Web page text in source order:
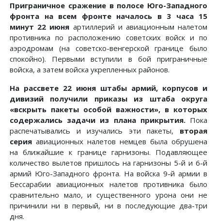
Приграничное сражение в полосе Юго-Западного
фронта на всем фронте началось в 3 часа 15
минут 22 июня артиллерий и авиационным налетом
противника по расположению советских войск и по
аэродро­мам (на советско-венгерской границе было
спокойно). Первыми вступили в бой приграничные
войска, а затем войска укрепленных районов.
На рассвете 22 июня штабы армий, корпусов и
дивизий получили приказы из штаба округа
«вскрыть пакеты особой важности», в которых
содержались задачи из плана прикрытия. Пока
распечатывались и изучались эти пакеты, вторая
серия авиационных налетов немцев была обрушена
на бли­жайшие к границе гарнизоны. Подавляющее
количество вы­летов пришлось на гарнизоны 5-й и 6-й
армий Юго-Западного фронта. На войска 9-й армии в
Бессарабии авиационных налетов противника было
сравнительно мало, и существенного урона они не
причинили ни в первый, ни в последующие два-три
дня.